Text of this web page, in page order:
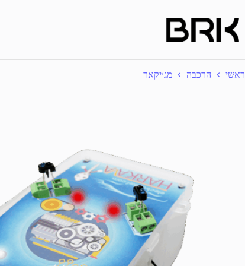
content
ראשי הרכבה מג׳יקאר